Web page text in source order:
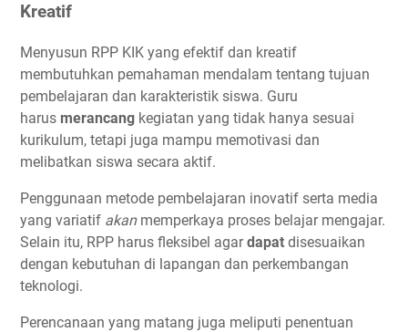
Kreatif
Menyusun RPP KIK yang efektif dan kreatif
membutuhkan pemahaman mendalam tentang tujuan
pembelajaran dan karakteristik siswa. Guru
harus merancang kegiatan yang tidak hanya sesuai
kurikulum, tetapi juga mampu memotivasi dan
melibatkan siswa secara aktif.
Penggunaan metode pembelajaran inovatif serta media
yang variatif akanmemperkaya proses belajar mengajar.
Selain itu, RPP harus fleksibel agardapat disesuaikan
dengan kebutuhan di lapangan dan perkembangan
teknologi.
Perencanaan yang matang juga meliputi penentuan